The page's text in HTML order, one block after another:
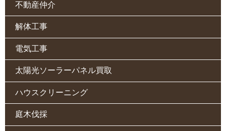
不動産仲介
解体工事
電気工事
太陽光ソーラーパネル買取
ハウスクリーニング
庭木伐採